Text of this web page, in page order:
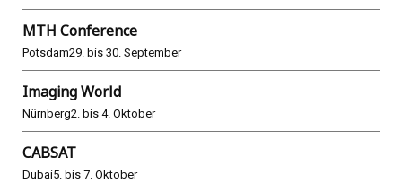
MTH Conference
Potsdam29. bis 30. September
Imaging World
Nürnberg2. bis 4. Oktober
CABSAT
Dubai5. bis 7. Oktober